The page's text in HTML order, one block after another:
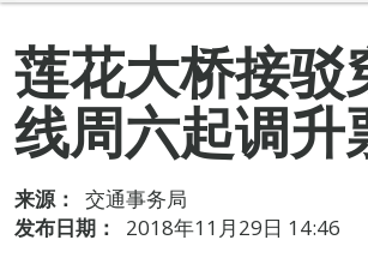
莲花大桥接驳
线周六起调升
来源：
交通事务局
发布日期：
2018年11月29日 14:46